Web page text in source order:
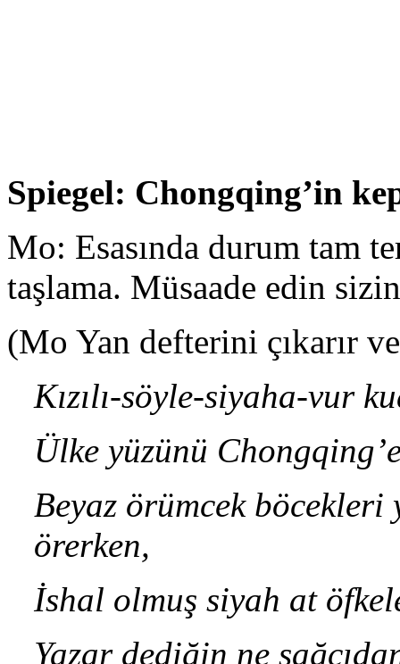
Spiegel: Chongqing’in
Mo: Esasında durum tam
taşlama. Müsaade edin
(Mo Yan defterini çıkarır
Kızılı-söyle-siyaha-vur
Ülke yüzünü
Beyaz örümcek
örerken,
İshal olmuş siyah at
Yazar dediğin ne